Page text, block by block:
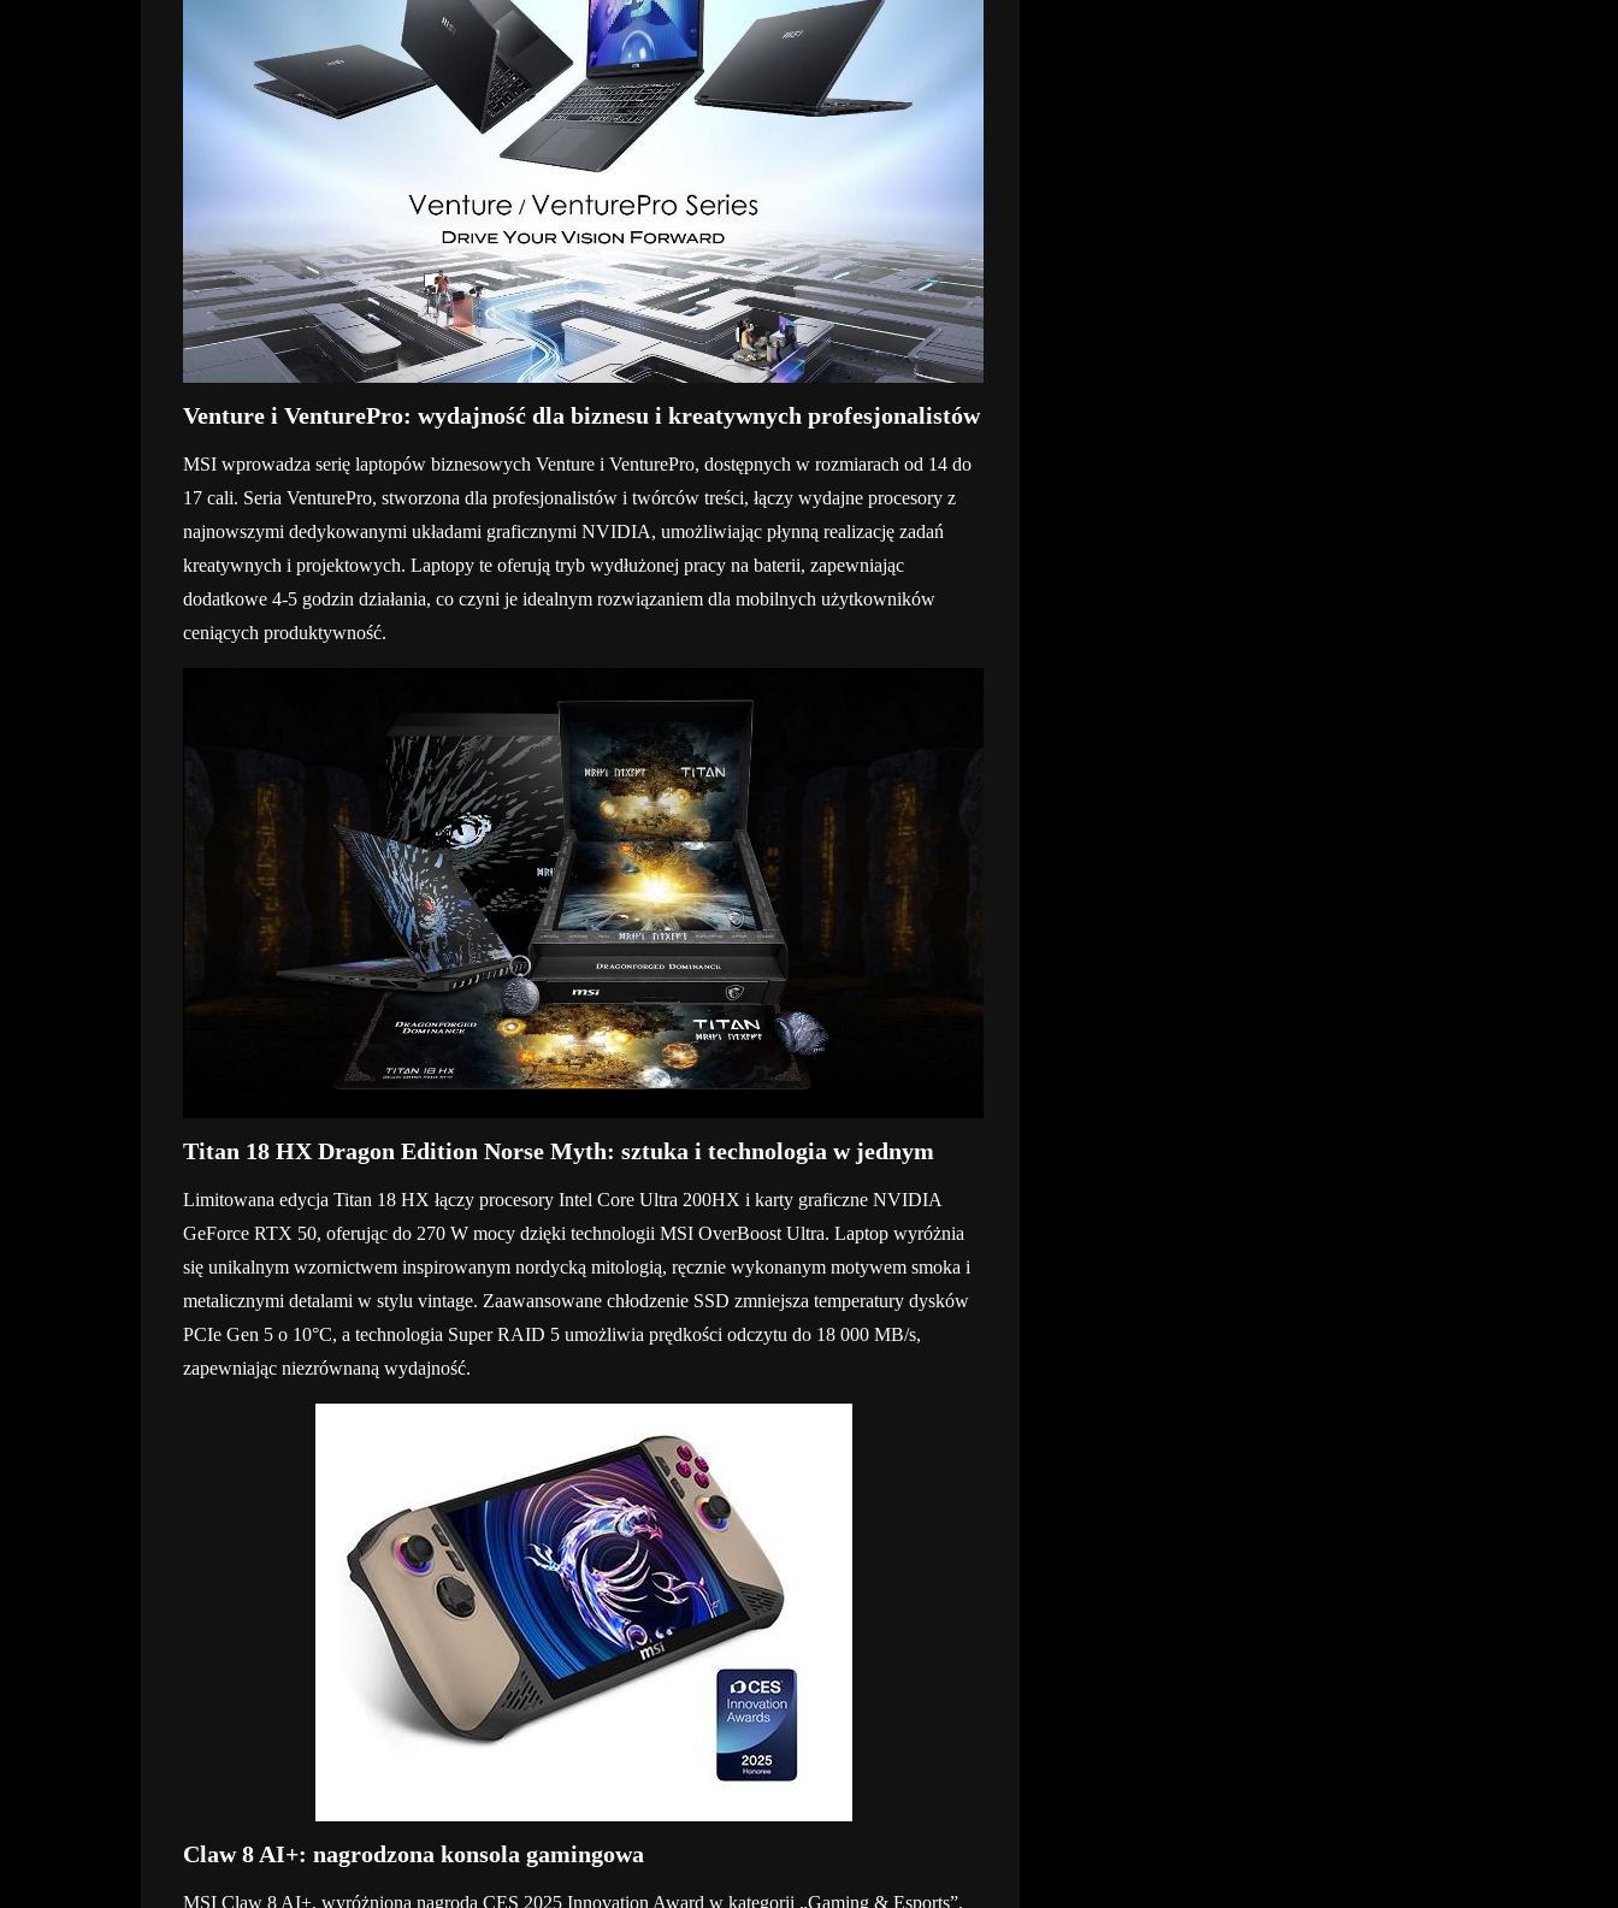
Venture i VenturePro: wydajność dla biznesu i kreatywnych profesjonalistów
MSI wprowadza serię laptopów biznesowych Venture i VenturePro, dostępnych w rozmiarach od 14 do
17 cali. Seria VenturePro, stworzona dla profesjonalistów i twórców treści, łączy wydajne procesory z
najnowszymi dedykowanymi układami graficznymi NVIDIA, umożliwiając płynną realizację zadań
kreatywnych i projektowych. Laptopy te oferują tryb wydłużonej pracy na baterii, zapewniając
dodatkowe 4-5 godzin działania, co czyni je idealnym rozwiązaniem dla mobilnych użytkowników
ceniących produktywność.
Titan 18 HX Dragon Edition Norse Myth: sztuka i technologia w jednym
Limitowana edycja Titan 18 HX łączy procesory Intel Core Ultra 200HX i karty graficzne NVIDIA
GeForce RTX 50, oferując do 270 W mocy dzięki technologii MSI OverBoost Ultra. Laptop wyróżnia
się unikalnym wzornictwem inspirowanym nordycką mitologią, ręcznie wykonanym motywem smoka i
metalicznymi detalami w stylu vintage. Zaawansowane chłodzenie SSD zmniejsza temperatury dysków
PCIe Gen 5 o 10°C, a technologia Super RAID 5 umożliwia prędkości odczytu do 18 000 MB/s,
zapewniając niezrównaną wydajność.
Claw 8 AI+: nagrodzona konsola gamingowa
MSI Claw 8 AI+, wyróżniona nagrodą CES 2025 Innovation Award w kategorii „Gaming & Esports”,